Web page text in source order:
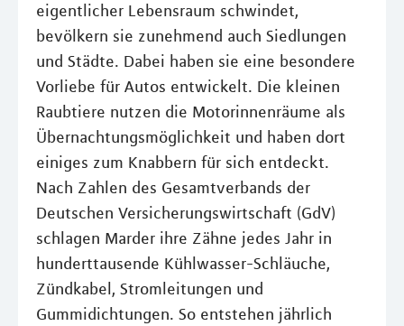
eigentlicher Lebensraum schwindet,
bevölkern sie zunehmend auch Siedlungen
und Städte. Dabei haben sie eine besondere
Vorliebe für Autos entwickelt. Die kleinen
Raubtiere nutzen die Motorinnenräume als
Übernachtungsmöglichkeit und haben dort
einiges zum Knabbern für sich entdeckt.
Nach Zahlen des Gesamtverbands der
Deutschen Versicherungswirtschaft (GdV)
schlagen Marder ihre Zähne jedes Jahr in
hunderttausende Kühlwasser-Schläuche,
Zündkabel, Stromleitungen und
Gummidichtungen. So entstehen jährlich